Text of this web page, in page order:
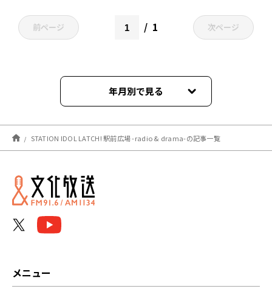
前ページ 1 次ページ
年月別で見る
2023年03月
2023年02月
2023年01月
STATION IDOL LATCH! 駅前広場 -radio & drama-の記事一覧
メニュー